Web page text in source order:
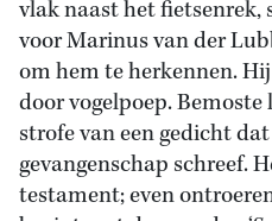
vlak naast het fietsenrek,
voor Marinus van der
om hem te herkennen.
door vogelpoep.
strofe van een gedicht
gevangenschap schreef.
testament; even